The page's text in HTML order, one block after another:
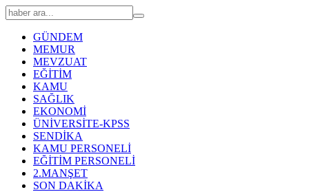
GÜNDEM
MEMUR
MEVZUAT
EĞİTİM
KAMU
SAĞLIK
EKONOMİ
ÜNİVERSİTE-KPSS
SENDİKA
KAMU PERSONELİ
EĞİTİM PERSONELİ
2.MANŞET
SON DAKİKA